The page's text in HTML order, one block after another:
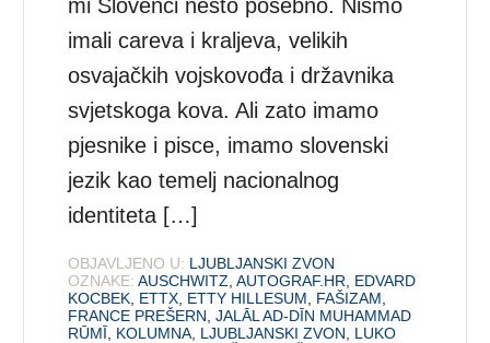
mi Slovenci nešto posebno. Nismo
imali careva i kraljeva, velikih
osvajačkih vojskovođa i državnika
svjetskoga kova. Ali zato imamo
pjesnike i pisce, imamo slovenski
jezik kao temelj nacionalnog
identiteta […]
OBJAVLJENO U: LJUBLJANSKI ZVON
OZNAKE: AUSCHWITZ ,AUTOGRAF.HR
EDVARD
KOCBEK ETTX ETTY HILLESUM FAŠIZAM
FRANCE PREŠERN ,JALĀL AD-DĪN MUHAMMAD
RŪMĪ
KOLUMNA LJUBLJANSKI ZVON
LUKO